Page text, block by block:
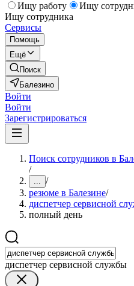
Ищу работу
Ищу
Ищу сотрудника
Сервисы
Помощь
Ещё
Поиск
Балезино
Войти
Войти
Зарегистрироваться
Поиск сотрудников в
/
... /
резюме в Балезине/
диспетчер сервисной
полный день
диспетчер сервисной службы